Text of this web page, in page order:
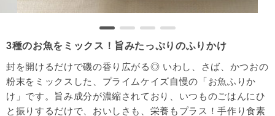
3種のお魚をミックス！旨みたっぷりのふりかけ
封を開けるだけで磯の香り広がる◎ いわし、さば、かつおの
粉末をミックスした、プライムケイズ自慢の「お魚ふりか
け」です。旨み成分が濃縮されており、いつものごはんにひ
と振りするだけで、おいしさも、栄養もプラス！手作り食素